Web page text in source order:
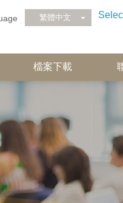
繁體中文
檔案下載